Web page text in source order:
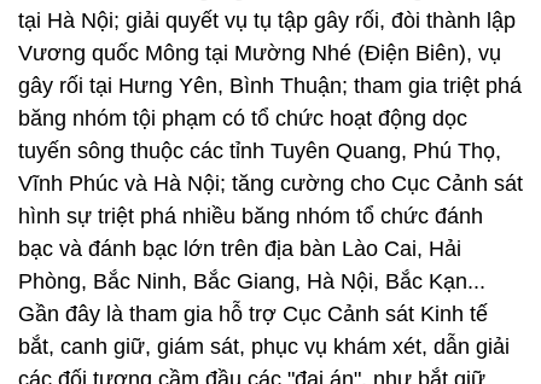
Trên mặt trận nóng bỏng chống tội phạm, Tiểu đoàn
CSĐN số 1 còn trực tiếp phối hợp, tham gia đấu
tranh hàng trăm vụ án lớn, bắt hàng ngàn đối tượng
tội phạm nguy hiểm, như các chuyên án đấu tranh,
triệt phá, truy bắt các đường dây vận chuyển, buôn
bán ma túy lớn từ nước ngoài vào Việt Nam tại địa
bàn Sơn La; tham gia giải cứu cháu bé người Nhật
tại Hà Nội; giải quyết vụ tụ tập gây rối, đòi thành lập
Vương quốc Mông tại Mường Nhé (Điện Biên), vụ
gây rối tại Hưng Yên, Bình Thuận; tham gia triệt phá
băng nhóm tội phạm có tổ chức hoạt động dọc